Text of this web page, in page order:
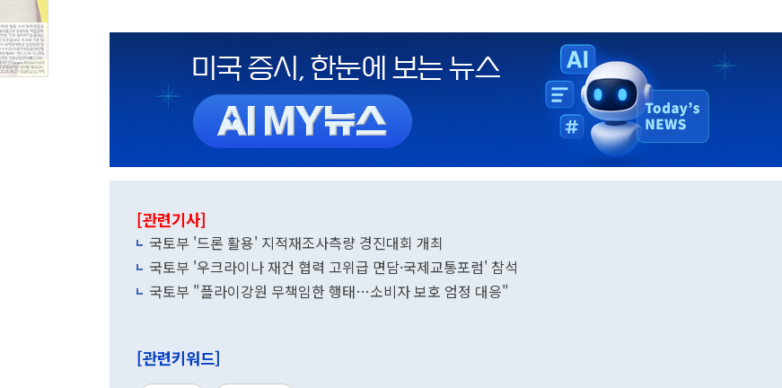
[관련기사]
국토부 '드론 활용' 지적재조사측량 경진대회 개최
국토부 '우크라이나 재건 협력 고위급 면담·국제교통포럼' 참석
국토부 "플라이강원 무책임한 행태…소비자 보호 엄정 대응"
[관련키워드]